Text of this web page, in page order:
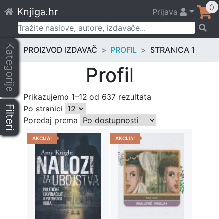
to
content
Knjiga.hr Prijava 0
Pretraži:
Kategorije
Filteri
PROIZVOD IZDAVAČ PROFIL STRANICA 1
Profil
Prikazujemo 1–12 od 637 rezultata
Po stranici
Poredaj prema
AKCIJA! AKCIJA!